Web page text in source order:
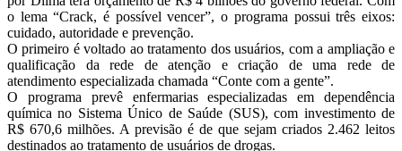
o lema “Crack, é possível vencer”, o programa possui três eixos:
cuidado, autoridade e prevenção.
O primeiro é voltado ao tratamento dos usuários, com a ampliação e
qualificação da rede de atenção e criação de uma rede de
atendimento especializada chamada “Conte com a gente”.
O programa prevê enfermarias especializadas em dependência
química no Sistema Único de Saúde (SUS), com investimento de
R$ 670,6 milhões. A previsão é de que sejam criados 2.462 leitos
destinados ao tratamento de usuários de drogas.